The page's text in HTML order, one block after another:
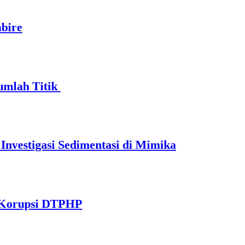
Titik
Sedimentasi di Mimika
DTPHP